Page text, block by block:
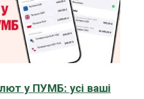
у ПУМБ: усі ваші